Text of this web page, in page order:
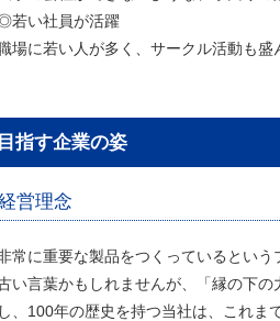
若い社員が活躍
場に若い人が多く、サークル活動も盛
目指す企業の姿
営理念
常に重要な製品をつくっているという
い言葉かもしれませんが、「縁の下
し、100年の歴史を持つ当社は、これま